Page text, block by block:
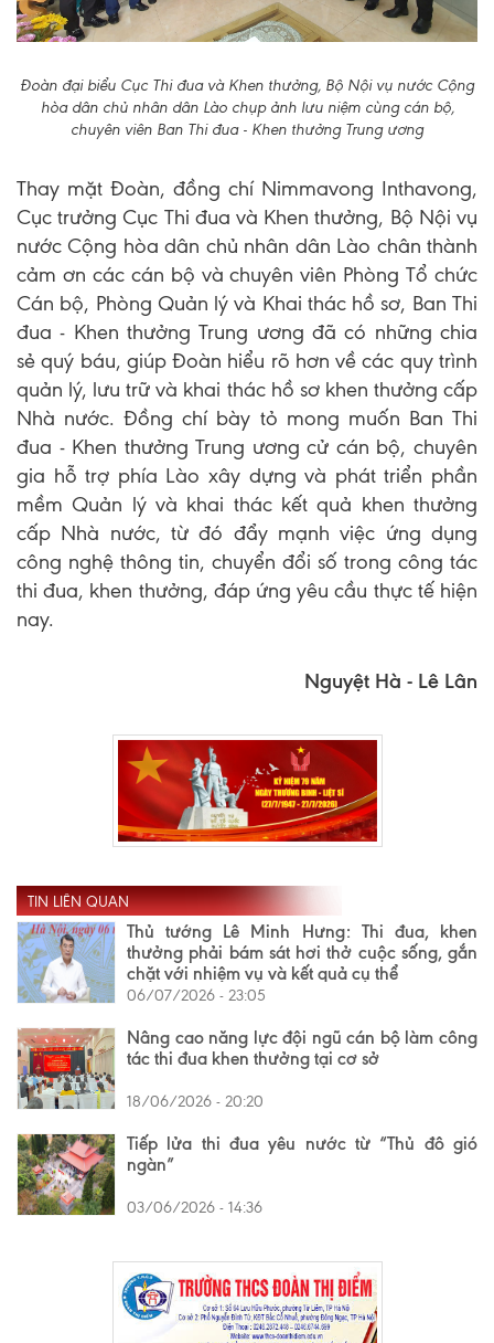
Đoàn đại biểu Cục Thi đua và Khen thưởng, Bộ Nội vụ nước Cộng
hòa dân chủ nhân dân Lào chụp ảnh lưu niệm cùng cán bộ,
chuyên viên Ban Thi đua - Khen thưởng Trung ương
Thay mặt Đoàn, đồng chí Nimmavong Inthavong,
Cục trưởng Cục Thi đua và Khen thưởng, Bộ Nội vụ
nước Cộng hòa dân chủ nhân dân Lào chân thành
cảm ơn các cán bộ và chuyên viên Phòng Tổ chức
Cán bộ, Phòng Quản lý và Khai thác hồ sơ, Ban Thi
đua - Khen thưởng Trung ương đã có những chia
sẻ quý báu, giúp Đoàn hiểu rõ hơn về các quy trình
quản lý, lưu trữ và khai thác hồ sơ khen thưởng cấp
Nhà nước. Đồng chí bày tỏ mong muốn Ban Thi
đua - Khen thưởng Trung ương cử cán bộ, chuyên
gia hỗ trợ phía Lào xây dựng và phát triển phần
mềm Quản lý và khai thác kết quả khen thưởng
cấp Nhà nước, từ đó đẩy mạnh việc ứng dụng
công nghệ thông tin, chuyển đổi số trong công tác
thi đua, khen thưởng, đáp ứng yêu cầu thực tế hiện
nay.
Nguyệt Hà - Lê Lân
TIN LIÊN QUAN
Thủ tướng Lê Minh Hưng: Thi đua, khen
thưởng phải bám sát hơi thở cuộc sống, gắn
chặt với nhiệm vụ và kết quả cụ thể
06/07/2026 - 23:05
Nâng cao năng lực đội ngũ cán bộ làm công
tác thi đua khen thưởng tại cơ sở
18/06/2026 - 20:20
Tiếp lửa thi đua yêu nước từ “Thủ đô gió
ngàn”
03/06/2026 - 14:36